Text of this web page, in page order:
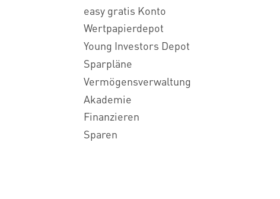
easy gratis Konto
Wertpapierdepot
Young Investors Depot
Sparpläne
Vermögensverwaltung
Akademie
Finanzieren
Sparen